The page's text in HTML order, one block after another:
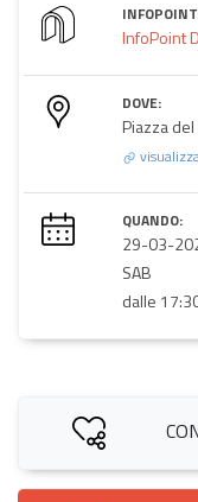
InfoPoint
DOVE:
Piazza
QUANDO:
29-03-
SAB
dalle